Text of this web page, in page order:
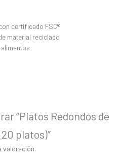
certificado FSC®
material reciclado
“Platos Redondos de
platos)”
valoración.